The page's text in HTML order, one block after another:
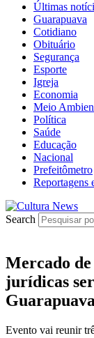
Últimas
Guarapuava
Cotidiano
Obituário
Segurança
Esporte
Igreja
Economia
Meio
Política
Saúde
Educação
Nacional
Prefeitômetro
Reportagens
Search
Mercado
jurídicas
Guarapuava
Evento vai reunir